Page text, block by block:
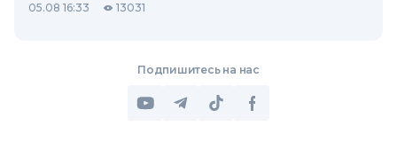
05.08 16:33 13031
Подпишитесь на нас